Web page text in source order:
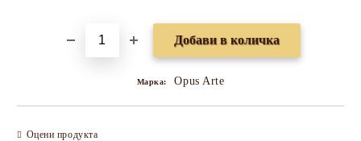
Марка: Opus Arte
Оцени продукта